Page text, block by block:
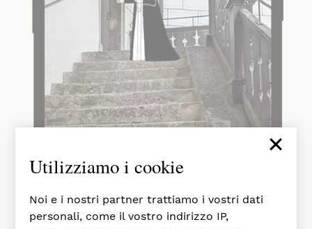
×
Utilizziamo i cookie
Noi e i nostri partner trattiamo i vostri dati
personali, come il vostro indirizzo IP,